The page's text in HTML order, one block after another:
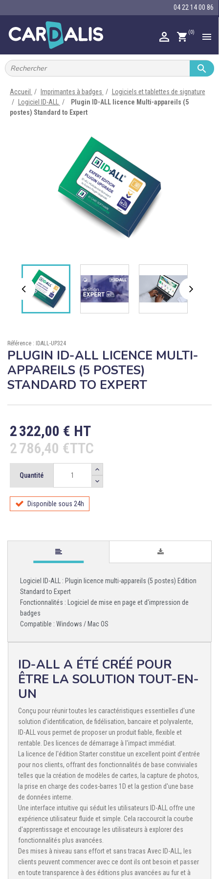
04 22 14 00 86
 shopping_cart (0) 
IMPRIMANTES À BADGES 
CARTE ET BADGE
DÉSTOCKAGE
Compte client
Contact

Accueil Imprimantes à badges
Logiciels et tablettes de signature
Logiciel ID-ALL
Plugin ID-ALL licence Multi-appareils (5
postes) Standard to Expert
Référence : IDALL-UP324
PLUGIN ID-ALL LICENCE MULTI-
APPAREILS (5 POSTES)
STANDARD TO EXPERT
2 322,00 € HT
2 786,40 €TTC
Quantité
Disponible sous 24h
Logiciel ID-ALL : Plugin licence multi-appareils (5 postes) Edition
Standard to Expert
Fonctionnalités : Logiciel de mise en page et d'impression de
badges
Compatible : Windows / Mac OS
ID-ALL A ÉTÉ CRÉÉ POUR
ÊTRE LA SOLUTION TOUT-EN-
UN
Conçu pour réunir toutes les caractéristiques essentielles d'une
solution d'identification, de fidélisation, bancaire et polyvalente,
ID-ALL vous permet de proposer un produit fiable, flexible et
rentable. Des licences de démarrage à l'impact immédiat.
La licence de l'édition Starter constitue un excellent point d'entrée
pour nos clients, offrant des fonctionnalités de base conviviales
telles que la création de modèles de cartes, la capture de photos,
la prise en charge des codes-barres 1D et la gestion d'une base
de données interne.
Une interface intuitive qui séduit les utilisateurs ID-ALL offre une
expérience utilisateur fluide et simple. Cela raccourcit la courbe
d'apprentissage et encourage les utilisateurs à explorer des
fonctionnalités plus avancées.
Des mises à niveau sans effort et sans tracas Avec ID-ALL, les
clients peuvent commencer avec ce dont ils ont besoin et passer
en toute transparence à des éditions plus avancées au fur et à